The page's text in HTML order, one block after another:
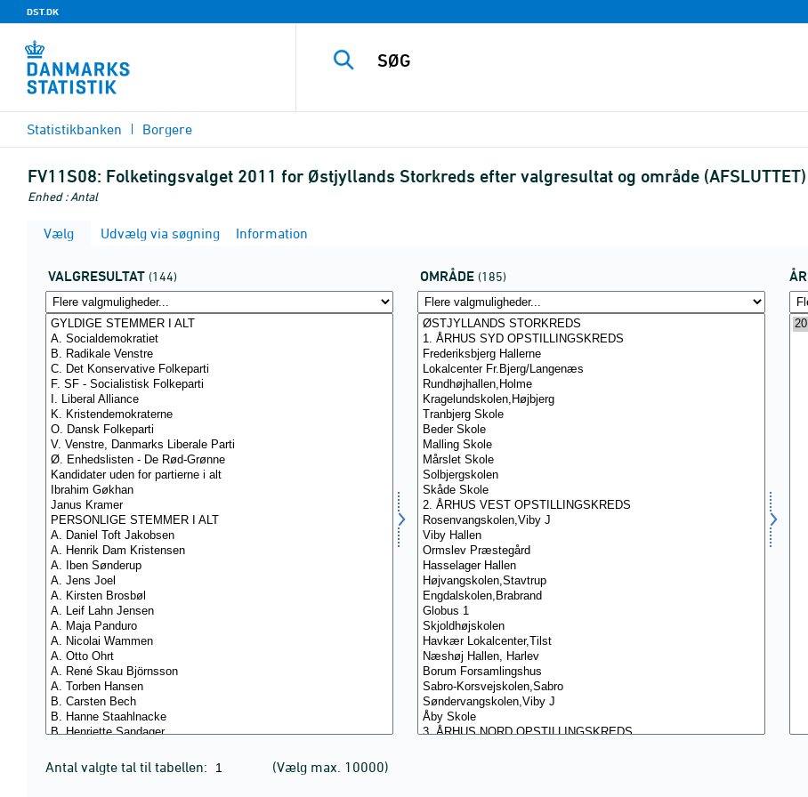
DST.DK
Statistikbanken Borgere
FV11S08: Folketingsvalget 2011 for Østjyllands Storkreds efter valgresultat og område (AFSLUTTET)
Enhed : Antal
Vælg Udvælg via søgning Information
VALGRESULTAT (144) OMRÅDE (185) ÅR
Antal valgte tal til tabellen: (Vælg max. 10000)